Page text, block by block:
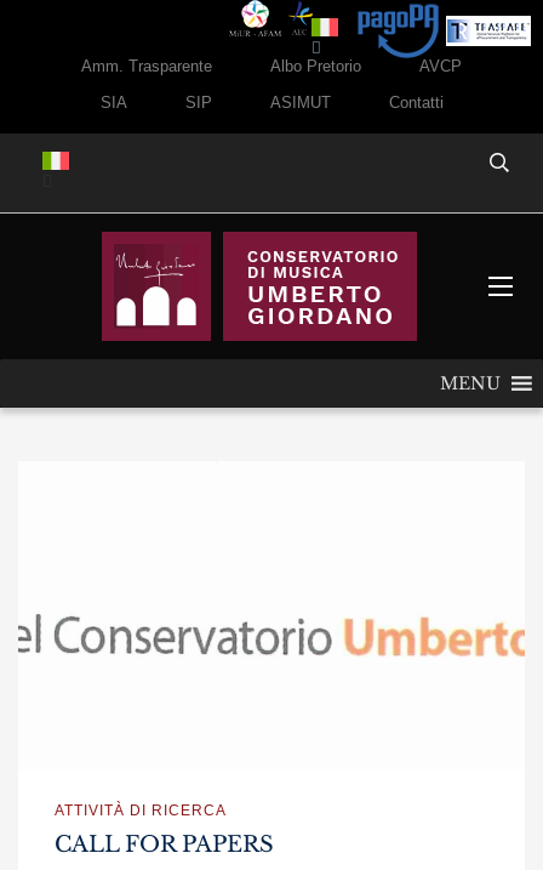
Amm. Trasparente Albo Pretorio
AVCP
SIA
SIP ASIMUT Contatti
MENU
ATTIVITÀ DI RICERCA
CALL FOR PAPERS